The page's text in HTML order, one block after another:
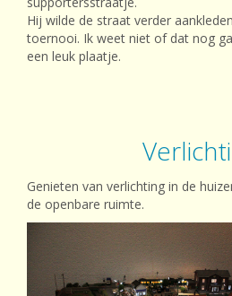
Hij wilde de straat verder
toernooi. Ik weet niet of dat nog
een leuk plaatje.
Genieten van verlichting in de
de openbare ruimte.